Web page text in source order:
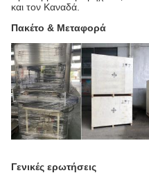
και τον Καναδά.
Πακέτο & Μεταφορά
Γενικές ερωτήσεις